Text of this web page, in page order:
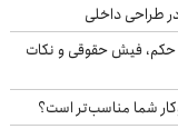
طراحی داخلی
حکم، فیش حقوقی و نکات
شما مناسب‌تر است؟